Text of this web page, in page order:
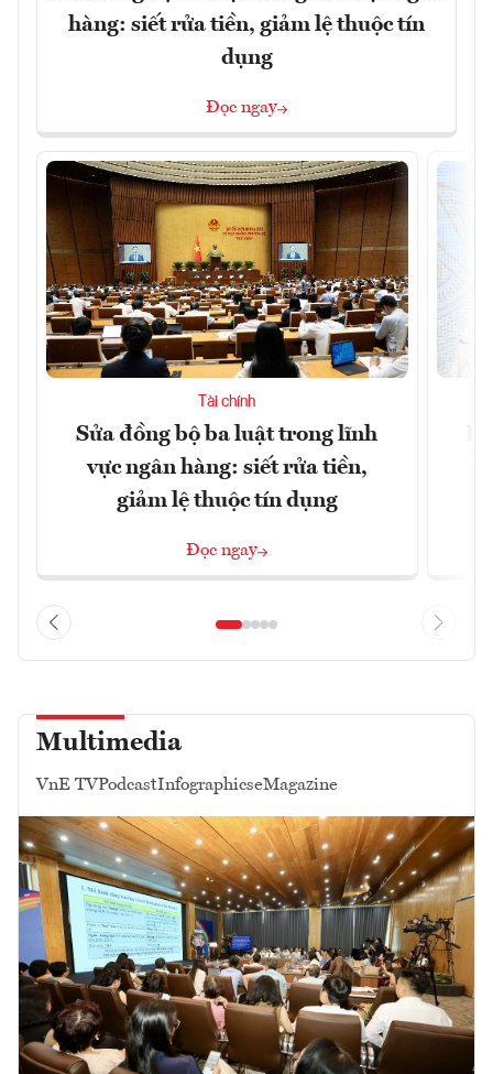
hàng: siết rửa tiền, giảm lệ thuộc tín
dụng
Đọc ngay
Tài chính
Sửa đồng bộ ba luật trong lĩnh
vực ngân hàng: siết rửa tiền,
giảm lệ thuộc tín dụng
Đọc ngay
Multimedia
VnE TVPodcastInfographicseMagazine